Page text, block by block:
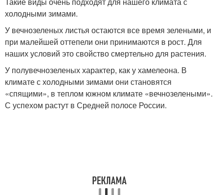
холодными зимами.
У вечнозеленых листья остаются все время зелеными, и
при малейшей оттепели они принимаются в рост. Для
наших условий это свойство смертельно для растения.
У полувечнозеленых характер, как у хамелеона. В
климате с холодными зимами они становятся
«спящими», в теплом южном климате «вечнозелеными».
С успехом растут в Средней полосе России.